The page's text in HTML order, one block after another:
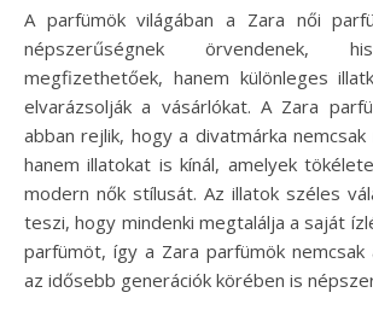
A parfümök világában a Zara női parfümjei kiemelkedő
népszerűségnek örvendenek,
megfizethetőek, hanem különleges
elvarázsolják a vásárlókat. A Zara
abban rejlik, hogy a divatmárka nemcsak
hanem illatokat is kínál, amelyek
modern nők stílusát. Az illatok széles
teszi, hogy mindenki megtalálja a saját
parfümöt, így a Zara parfümök nemcsak
az idősebb generációk körében is